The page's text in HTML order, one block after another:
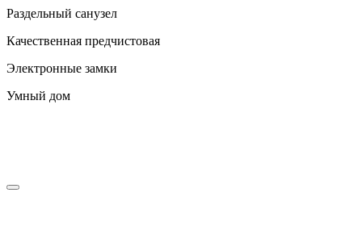
Раздельный санузел
Качественная предчистовая
Электронные замки
Умный дом